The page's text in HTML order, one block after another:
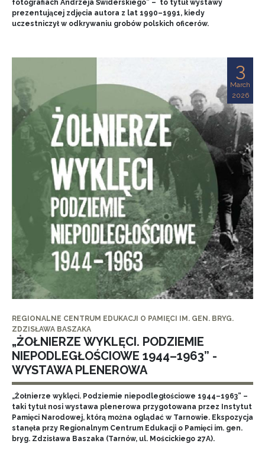
fotografiach Andrzeja Świderskiego” – to tytuł wystawy
prezentującej zdjęcia autora z lat 1990–1991, kiedy
uczestniczył w odkrywaniu grobów polskich oficerów.
3
March
2026
REGIONALNE CENTRUM EDUKACJI O PAMIĘCI IM. GEN. BRYG.
ZDZISŁAWA BASZAKA
„ŻOŁNIERZE WYKLĘCI. PODZIEMIE
NIEPODLEGŁOŚCIOWE 1944–1963” -
WYSTAWA PLENEROWA
„Żołnierze wyklęci. Podziemie niepodległościowe 1944–1963” –
taki tytuł nosi wystawa plenerowa przygotowana przez Instytut
Pamięci Narodowej, którą można oglądać w Tarnowie. Ekspozycja
stanęła przy Regionalnym Centrum Edukacji o Pamięci im. gen.
bryg. Zdzisława Baszaka (Tarnów, ul. Mościckiego 27A).